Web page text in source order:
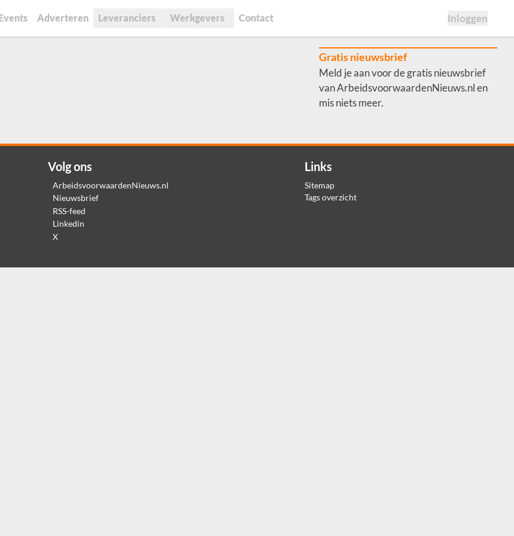
Adverteren Leveranciers Werkgevers Contact Inloggen
Gratis nieuwsbrief
Meld je aan voor de gratis nieuwsbrief
van ArbeidsvoorwaardenNieuws.nl en
mis niets meer.
Volg ons
ArbeidsvoorwaardenNieuws.nl
Nieuwsbrief
RSS-feed
Linkedin
X
Links
Sitemap
Tags overzicht